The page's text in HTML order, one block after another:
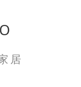
居